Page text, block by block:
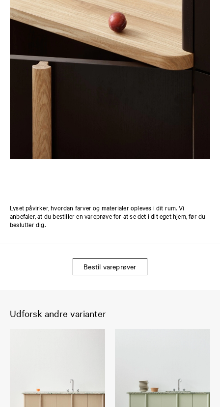
Lyset påvirker, hvordan farver og materialer opleves i dit rum. Vi
anbefaler, at du bestiller en vareprøve for at se det i dit eget hjem, før du
beslutter dig.
Bestil vareprøver
Udforsk andre varianter